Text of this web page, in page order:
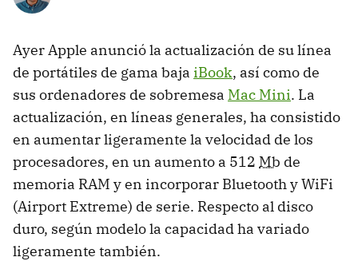
Ayer Apple anunció la actualización de su línea
de portátiles de gama baja iBook, así como de
sus ordenadores de sobremesa Mac Mini. La
actualización, en líneas generales, ha consistido
en aumentar ligeramente la velocidad de los
procesadores, en un aumento a 512 Mb de
memoria RAM y en incorporar Bluetooth y WiFi
(Airport Extreme) de serie. Respecto al disco
duro, según modelo la capacidad ha variado
ligeramente también.